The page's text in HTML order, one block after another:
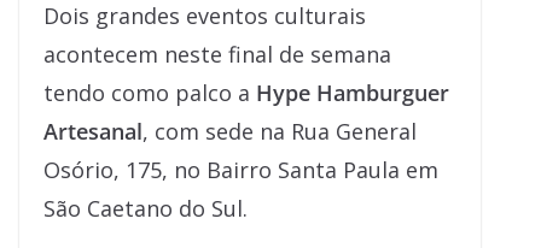
Dois grandes eventos culturais
acontecem neste final de semana
tendo como palco a Hype Hamburguer
Artesanal, com sede na Rua General
Osório, 175, no Bairro Santa Paula em
São Caetano do Sul.